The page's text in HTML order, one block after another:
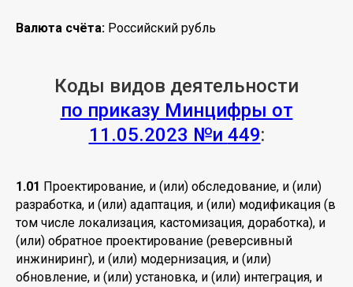
Валюта счёта: Российский рубль
Коды видов деятельности
по приказу Минцифры от
11.05.2023 №и 449:
1.01 Проектирование, и (или) обследование, и (или)
разработка, и (или) адаптация, и (или) модификация (в
том числе локализация, кастомизация, доработка), и
(или) обратное проектирование (реверсивный
инжиниринг), и (или) модернизация, и (или)
обновление, и (или) установка, и (или) интеграция, и